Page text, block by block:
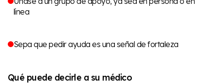
línea
Sepa que pedir ayuda es una señal de fortaleza
Qué puede decirle a su médico